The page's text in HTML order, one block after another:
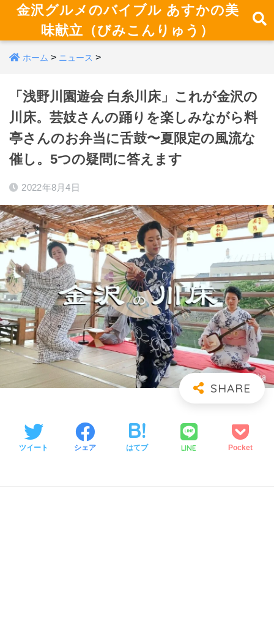
金沢グルメのバイブル あすかの美
味献立（びみこんりゅう）
ホーム > ニュース >
「浅野川園遊会 白糸川床」これが金沢の
川床。芸妓さんの踊りを楽しみながら料
亭さんのお弁当に舌鼓〜夏限定の風流な
催し。5つの疑問に答えます
2022年8月4日
ツイート シェア はてブ LINE Pocket